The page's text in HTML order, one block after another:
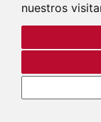
nuestros
©2026.